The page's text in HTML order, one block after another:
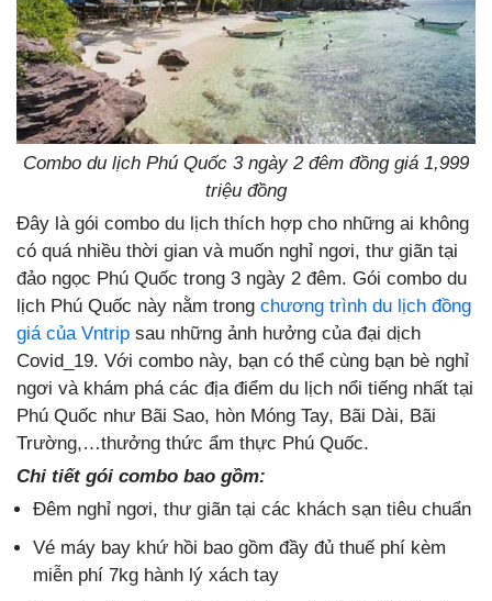
Combo du lịch Phú Quốc 3 ngày 2 đêm đồng giá 1,999
triệu đồng
Đây là gói combo du lịch thích hợp cho những ai không
có quá nhiều thời gian và muốn nghỉ ngơi, thư giãn tại
đảo ngọc Phú Quốc trong 3 ngày 2 đêm. Gói combo du
lịch Phú Quốc này nằm trong chương trình du lịch đồng
giá của Vntrip sau những ảnh hưởng của đại dịch
Covid_19. Với combo này, bạn có thể cùng bạn bè nghỉ
ngơi và khám phá các địa điểm du lịch nổi tiếng nhất tại
Phú Quốc như Bãi Sao, hòn Móng Tay, Bãi Dài, Bãi
Trường,…thưởng thức ẩm thực Phú Quốc.
Chi tiết gói combo bao gồm:
Đêm nghỉ ngơi, thư giãn tại các khách sạn tiêu chuẩn
Vé máy bay khứ hồi bao gồm đầy đủ thuế phí kèm
miễn phí 7kg hành lý xách tay